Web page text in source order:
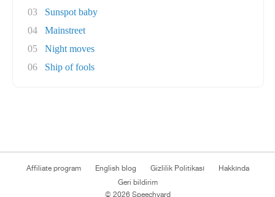
03
Sunspot baby
04
Mainstreet
05
Night moves
06
Ship of fools
Affiliate program English blog Gizlilik Politikası
Hakkında
Geri bildirim
© 2026 Speechyard